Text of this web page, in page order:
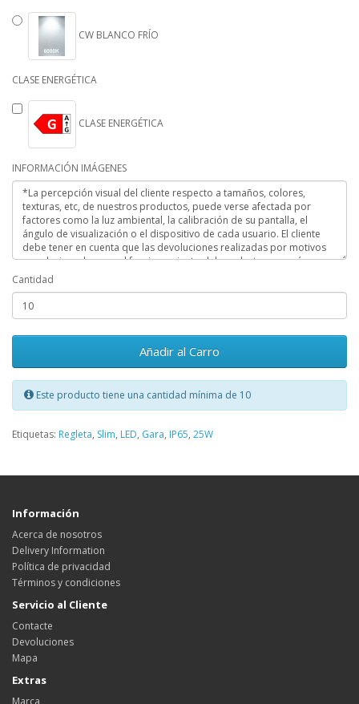
CW BLANCO FRÍO
CLASE ENERGÉTICA
CLASE ENERGÉTICA
INFORMACIÓN IMÁGENES
Cantidad
Añadir al Carro
Este producto tiene una cantidad mínima de 10
Etiquetas: Regleta, Slim, LED, Gara, IP65, 25W
Información
Acerca de nosotros
Delivery Information
Política de privacidad
Términos y condiciones
Servicio al Cliente
Contacte
Devoluciones
Mapa
Extras
Marca